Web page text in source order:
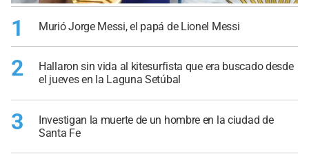
1 Murió Jorge Messi, el papá de Lionel Messi
2
Hallaron sin vida al kitesurfista que era buscado desde
el jueves en la Laguna Setúbal
3
Investigan la muerte de un hombre en la ciudad de
Santa Fe